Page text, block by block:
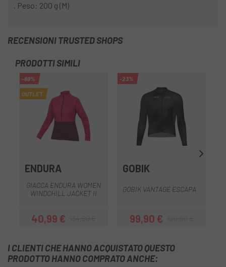
. Peso: 200 g (M)
RECENSIONI TRUSTED SHOPS
PRODOTTI SIMILI
-69%
OUTLET
ENDURA
GIACCA ENDURA WOMEN
WINDCHILL JACKET II
Prezzo
40,99 €Prezzo base
-23%
GOBIK
GOBIK VANTAGE ESCAPA
Prezzo
99,90 €Prezzo base
I CLIENTI CHE HANNO ACQUISTATO QUESTO
PRODOTTO HANNO COMPRATO ANCHE: